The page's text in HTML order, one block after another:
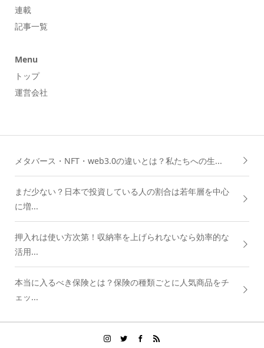
連載
記事一覧
Menu
トップ
運営会社
メタバース・NFT・web3.0の違いとは？私たちへの生...
まだ少ない？日本で投資している人の割合は若年層を中心
に増...
押入れは使い方次第！収納率を上げられないなら効率的な
活用...
本当に入るべき保険とは？保険の種類ごとに人気商品をチ
ェッ...